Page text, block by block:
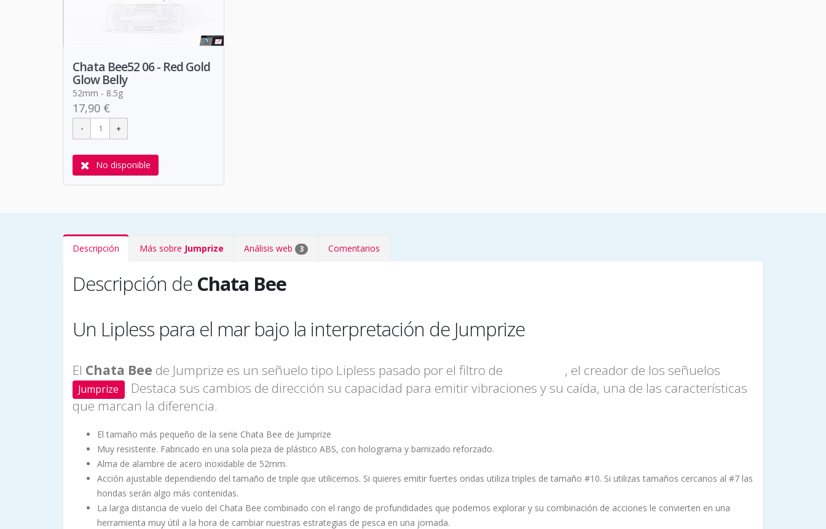
Chata Bee52 06 - Red Gold
Glow Belly
52mm - 8.5g
17,90 €
No disponible
Descripción Más sobre Jumprize Análisis web 3 Comentarios
Descripción de Chata Bee
Un Lipless para el mar bajo la interpretación de Jumprize
El Chata Bee de Jumprize es un señuelo tipo Lipless pasado por el filtro de , el creador de los señuelos
Jumprize . Destaca sus cambios de dirección su capacidad para emitir vibraciones y su caída, una de las características
que marcan la diferencia.
El tamaño más pequeño de la serie Chata Bee de Jumprize
Muy resistente. Fabricado en una sola pieza de plástico ABS, con holograma y barnizado reforzado.
Alma de alambre de acero inoxidable de 52mm.
Acción ajustable dependiendo del tamaño de triple que utilicemos. Si quieres emitir fuertes ondas utiliza triples de tamaño #10. Si utilizas tamaños cercanos al #7 las
hondas serán algo más contenidas.
La larga distancia de vuelo del Chata Bee combinado con el rango de profundidades que podemos explorar y su combinación de acciones le convierten en una
herramienta muy útil a la hora de cambiar nuestras estrategias de pesca en una jornada.